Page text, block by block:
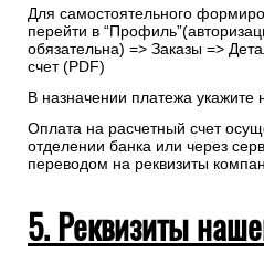
Для самостоятельного
перейти в
обязательна) => Заказы =>
счет (PDF)
В назначении платежа укажите
Оплата на расчетный счет
отделении банка или через
переводом на реквизиты
5. Реквизиты